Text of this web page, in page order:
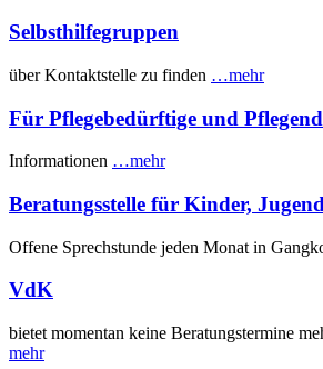
Selbsthilfegruppen
über Kontaktstelle zu finden …mehr
Für Pflegebedürftige und
Informationen …mehr
Beratungsstelle für Kinder,
Offene Sprechstunde jeden Monat in
VdK
bietet momentan keine Beratungstermine
mehr